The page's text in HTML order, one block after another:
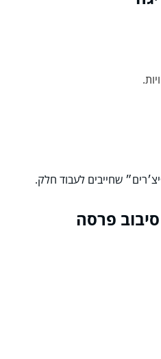
שחייבים לעבוד חלק.